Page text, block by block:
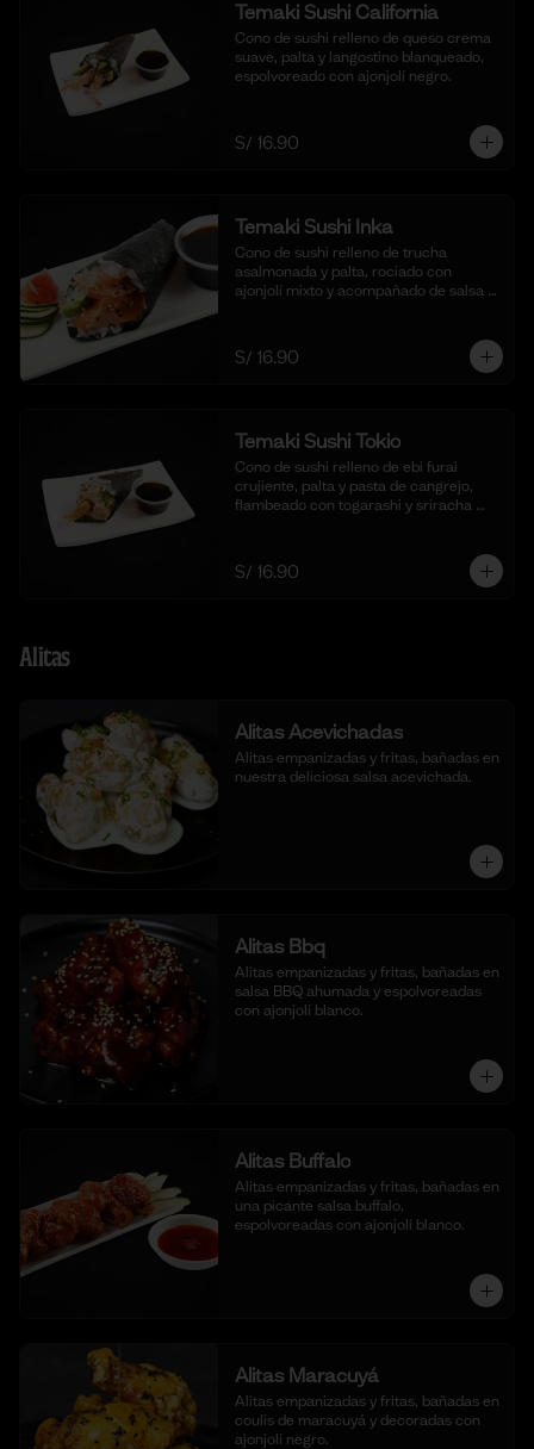
Temaki Sushi California
Cono de sushi relleno de queso crema
suave, palta y langostino blanqueado,
espolvoreado con ajonjolí negro.
S/ 16.90
Temaki Sushi Inka
Cono de sushi relleno de trucha
asalmonada y palta, rociado con
ajonjolí mixto y acompañado de salsa
S/ 16.90
Temaki Sushi Tokio
Cono de sushi relleno de ebi furai
crujiente, palta y pasta de cangrejo,
flambeado con togarashi y sriracha
S/ 16.90
Alitas
Alitas Acevichadas
Alitas empanizadas y fritas, bañadas en
nuestra deliciosa salsa acevichada.
Alitas Bbq
Alitas empanizadas y fritas, bañadas en
salsa BBQ ahumada y espolvoreadas
con ajonjolí blanco.
Alitas Buffalo
Alitas empanizadas y fritas, bañadas en
una picante salsa buffalo,
espolvoreadas con ajonjolí blanco.
Alitas Maracuyá
Alitas empanizadas y fritas, bañadas en
coulis de maracuyá y decoradas con
ajonjolí negro.